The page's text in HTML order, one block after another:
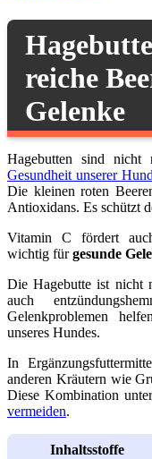
reiche
Gelenke
Hagebutten sind
Gesundheit unserer
Die kleinen roten
Antioxidans. Es schützt
Vitamin C fördert
wichtig fürgesunde
Die Hagebutte ist nicht
auch
Gelenkproblemen
unseres Hundes.
In
anderen Kräutern wie
Diese Kombination
vermeiden.
Inhaltsstoffe